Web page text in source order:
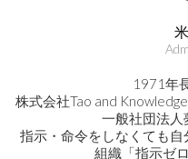
1971年
株式会社Tao and
一般社団法人
指示・命令をしなくても
組織「指示ゼ